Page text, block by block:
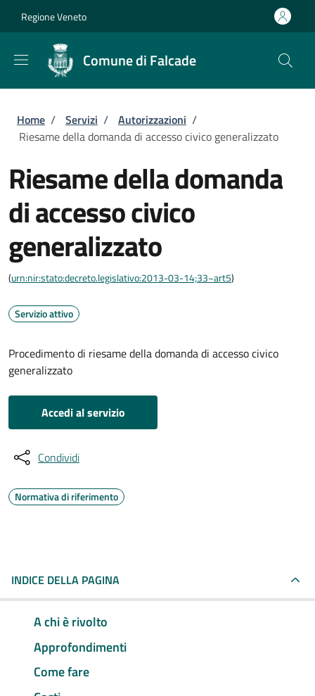
Regione Veneto
Comune di Falcade
Briciole di pane
Home / Servizi / Autorizzazioni /
Riesame della domanda di accesso civico generalizzato
Riesame della domanda
di accesso civico
generalizzato
(urn:nir:stato:decreto.legislativo:2013-03-14;33~art5)
Servizio attivo
Procedimento di riesame della domanda di accesso civico
generalizzato
Accedi al servizio
Condividi
Normativa di riferimento
INDICE DELLA PAGINA
A chi è rivolto
Approfondimenti
Come fare